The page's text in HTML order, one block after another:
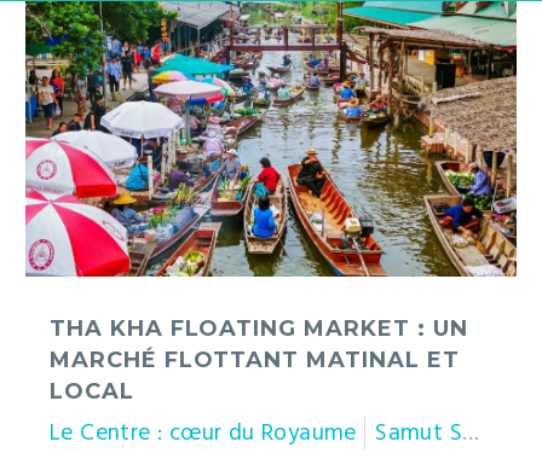
Tha
Kha
floating
market
:
un
marché
flottant
matinal
local
THA KHA FLOATING MARKET : UN
MARCHÉ FLOTTANT MATINAL ET
LOCAL
Le Centre : cœur du Royaume Samut Songkhram